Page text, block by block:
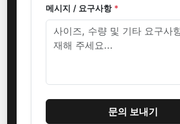
메시지 / 요구사항 *
문의 보내기